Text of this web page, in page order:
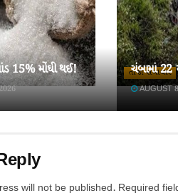
15% મોંઘી થઈ! તાજા સમાચાર
ચંબામાં 22
AUGUST
will not be published. Required